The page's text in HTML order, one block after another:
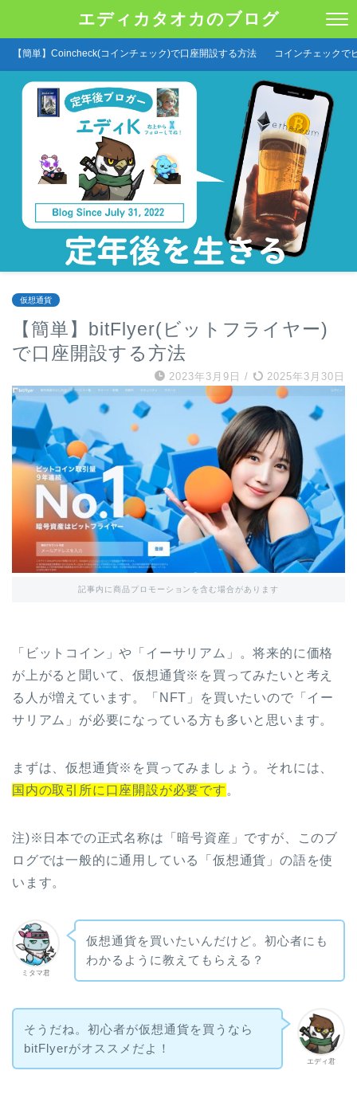
エディカタオカのブログ
【簡単】Coincheck(コインチェック)で口座開設する方法 コインチェックで
仮想通貨
【簡単】bitFlyer(ビットフライヤー)
で口座開設する方法
2023年3月9日 / 2025年3月30日
記事内に商品プロモーションを含む場合があります
「ビットコイン」や「イーサリアム」。将来的に価格
が上がると聞いて、仮想通貨※を買ってみたいと考え
る人が増えています。「NFT」を買いたいので「イー
サリアム」が必要になっている方も多いと思います。
まずは、仮想通貨※を買ってみましょう。それには、
国内の取引所に口座開設が必要です 。
注)※日本での正式名称は「暗号資産」ですが、このブ
ログでは一般的に通用している「仮想通貨」の語を使
います。
ミタマ君
仮想通貨を買いたいんだけど。初心者にも
わかるように教えてもらえる？
エディ君
そうだね。初心者が仮想通貨を買うなら
bitFlyerがオススメだよ！